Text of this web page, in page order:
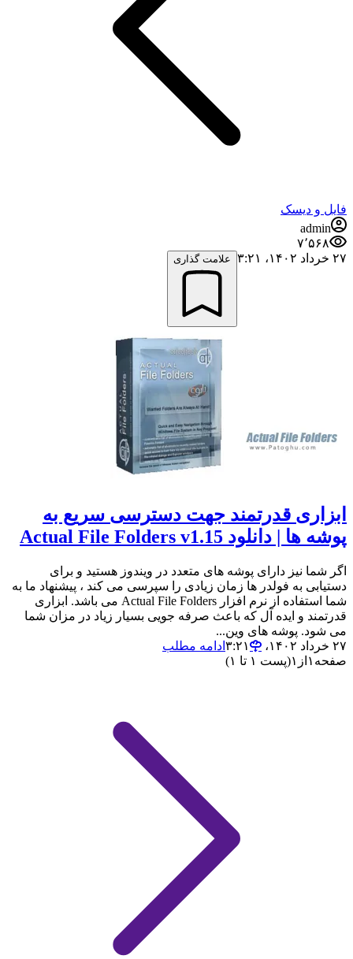
فایل و دیسک
admin
۷٬۵۶۸
۲۷ خرداد ۱۴۰۲،‏ ۳:۲۱
علامت گذاری
ابزاری قدرتمند جهت دسترسی سریع به
پوشه ها | دانلود Actual File Folders v1.15
اگر شما نیز دارای پوشه های متعدد در ویندوز هستید و برای
دستیابی به فولدر ها زمان زیادی را سپرسی می کند ، پیشنهاد ما به
شما استفاده از نرم افزار Actual File Folders می باشد. ابزاری
قدرتمند و ایده آل که باعث صرفه جویی بسیار زیاد در مزان شما
می شود. پوشه های وین...
۲۷ خرداد ۱۴۰۲،‏ ۳:۲۱
ادامه مطلب
صفحه ۱ از ۱(پست ۱ تا ۱)